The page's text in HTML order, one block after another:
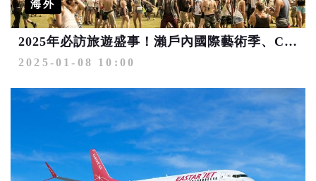
海外
2025年必訪旅遊盛事！瀨戶內國際藝術季、Coachella音樂節、澳網公開賽、日本賞櫻搶先卡位
2025-01-08 10:00